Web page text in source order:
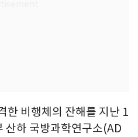
한 비행체의 잔해를 지난 1
산하 국방과학연구소(AD